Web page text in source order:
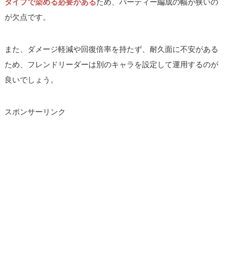
タイプで染める必要があるため、パーティー編成の幅が狭いの
が欠点です。
また、ダメージ軽減や回復倍率を持たず、耐久面に不安がある
ため、フレンドリーダーは別のキャラを設定して運用するのが
良いでしょう。
スポンサーリンク